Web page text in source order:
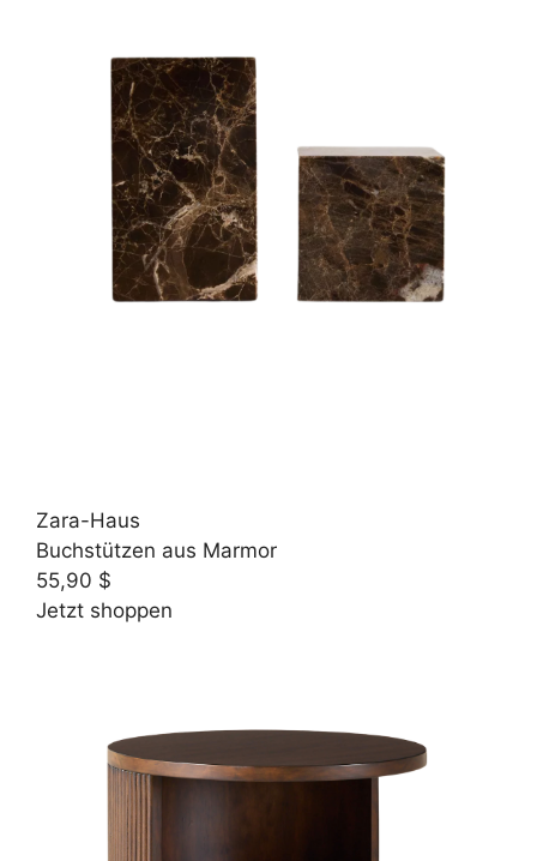
Zara-Haus
Buchstützen aus Marmor
55,90 $
Jetzt shoppen